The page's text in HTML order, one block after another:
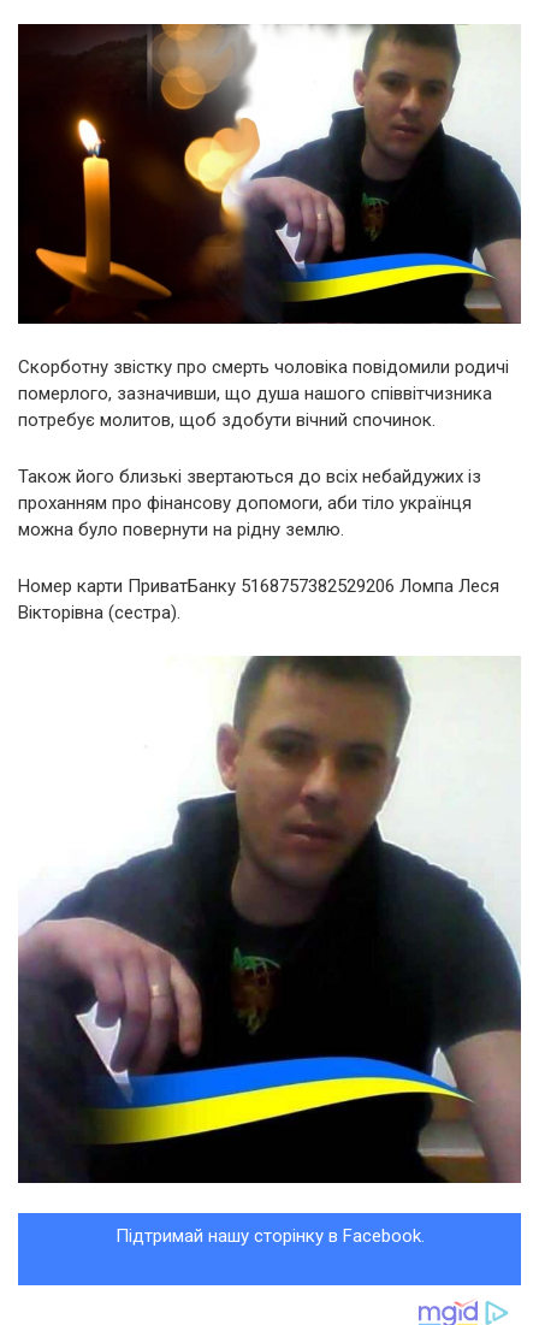
Скорботну звістку про смерть чоловіка повідомили родичі
померлого, зазначивши, що душа нашого співвітчизника
потребує молитов, щоб здобути вічний спочинок.
Також його близькі звертаються до всіх небайдужих із
проханням про фінансову допомоги, аби тіло українця
можна було повернути на рідну землю.
Номер карти ПриватБанку 5168757382529206 Ломпа Леся
Вікторівна (сестра).
Підтримай нашу сторінку в Facebook.